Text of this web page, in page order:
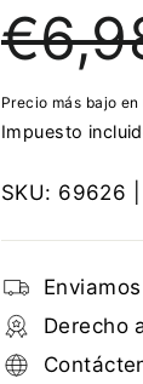
regular
Precio más bajo
Impuesto
SKU: 69626
Derecho